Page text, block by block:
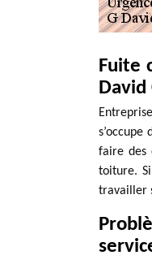
Fuite
David
faire des
toiture.
travailler